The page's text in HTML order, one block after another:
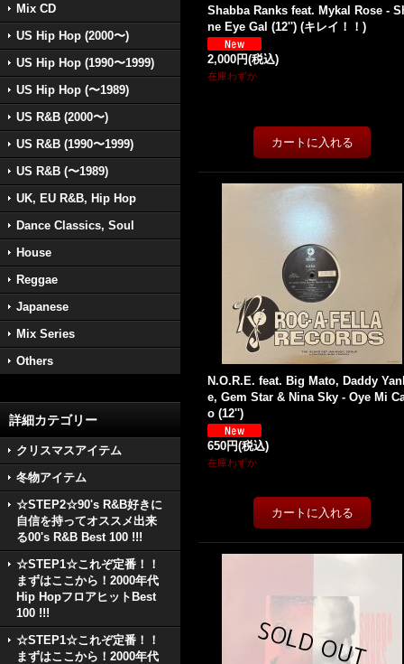
Mix CD
US Hip Hop (2000〜)
US Hip Hop (1990〜1999)
US Hip Hop (〜1989)
US R&B (2000〜)
US R&B (1990〜1999)
US R&B (〜1989)
UK, EU R&B, Hip Hop
Dance Classics, Soul
House
Reggae
Japanese
Mix Series
Others
詳細カテゴリー
クリスマスアイテム
冬物アイテム
☆STEP2☆90's R&B好きに
自信を持ってオススメ出来
る00's R&B Best 100 !!!
☆STEP1☆これぞ定番！！
まずはここから！2000年代
Hip HopフロアヒットBest
100 !!!
☆STEP1☆これぞ定番！！
まずはここから！2000年代
Shabba Ranks feat. Mykal Rose -
ne Eye Gal (12'') (キレイ！！)
2,000円(税込)
在庫わずか
N.O.R.E. feat. Big Mato, Daddy
e, Gem Star & Nina Sky - Oye Mi
o (12'')
650円(税込)
在庫わずか